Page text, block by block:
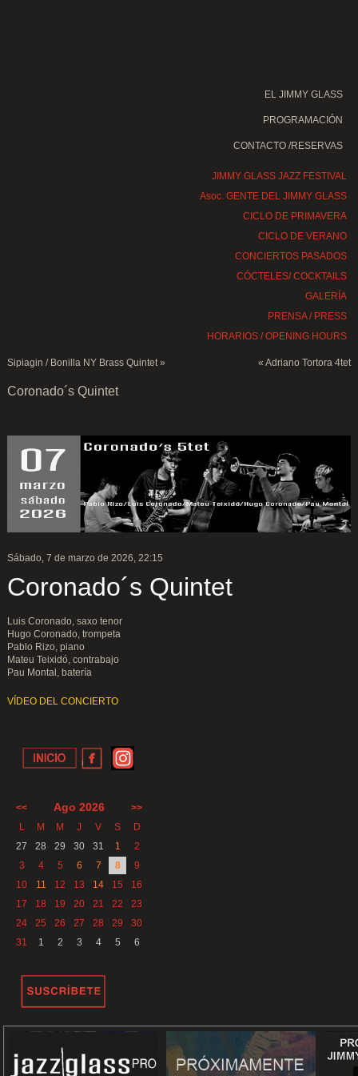
EL JIMMY GLASS
PROGRAMACIÓN
CONTACTO /RESERVAS
JIMMY GLASS JAZZ FESTIVAL
Asoc. GENTE DEL JIMMY GLASS
CICLO DE PRIMAVERA
CICLO DE VERANO
CONCIERTOS PASADOS
CÓCTELES/ COCKTAILS
GALERÍA
PRENSA / PRESS
HORARIOS / OPENING HOURS
Sipiagin / Bonilla NY Brass Quintet» « Adriano Tortora 4tet
Coronado´s Quintet
Sábado, 7 de marzo de 2026, 22:15
Coronado´s Quintet
Luis Coronado, saxo tenor
Hugo Coronado, trompeta
Pablo Rizo, piano
Mateu Teixidó, contrabajo
Pau Montal, batería
VÍDEO DEL CONCIERTO
<< Ago 2026
>>
L
M M J V S
D
27
28 29 30 31 1
2
3
4 5 6 7 8
9
10
11 12 13 14 15
16
17
18 19 20 21 22
23
24
25 26 27 28 29
30
31
1 2 3 4 5 6